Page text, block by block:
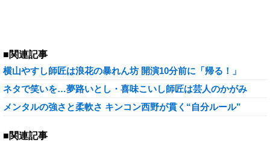
■関連記事
横山やすし師匠は浪花の暴れん坊 開演10分前に「帰る！」
ネタで笑いを…夢路いとし・喜味こいし師匠は芸人のかがみ
メンタルの強さと柔軟さ キンコン西野が貫く“自分ルール”
■関連記事